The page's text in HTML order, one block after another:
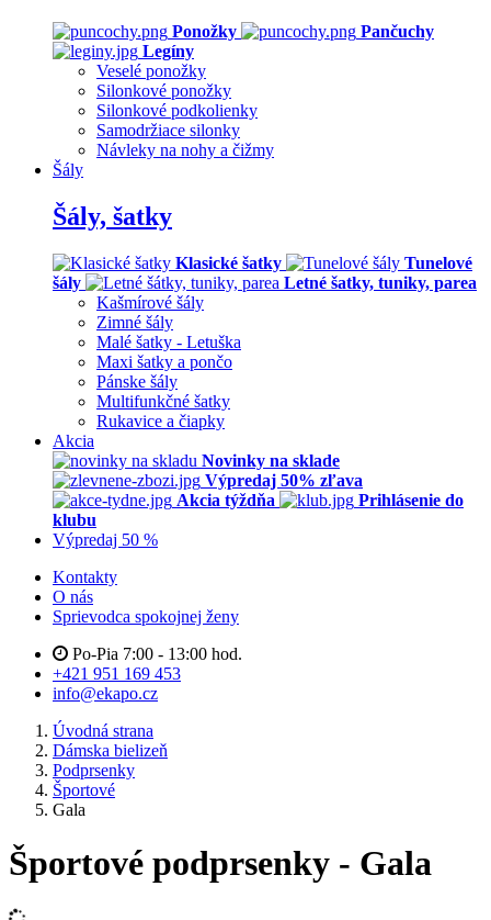
Ponožky
Pančuchy
Legíny
Veselé ponožky
Silonkové ponožky
Silonkové podkolienky
Samodržiace silonky
Návleky na nohy a čižmy
Šály
Šály, šatky
Klasické šatky
Tunelové
šály
Letné šatky, tuniky, parea
Kašmírové šály
Zimné šály
Malé šatky - Letuška
Maxi šatky a pončo
Pánske šály
Multifunkčné šatky
Rukavice a čiapky
Akcia
Novinky na sklade
Výpredaj 50% zľava
Akcia týždňa
Prihlásenie do
klubu
Výpredaj 50 %
Kontakty
O nás
Sprievodca spokojnej ženy
Po-Pia 7:00 - 13:00 hod.
+421 951 169 453
info@ekapo.cz
Úvodná strana
Dámska bielizeň
Podprsenky
Športové
Gala
Športové podprsenky - Gala